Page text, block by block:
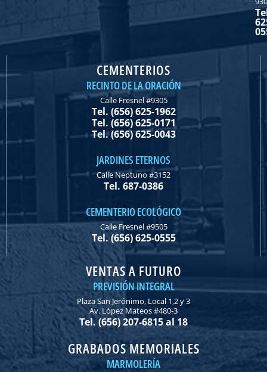
CEMENTERIOS
RECINTO DE LA ORACIÓN
Calle Fresnel #9305
Tel. (656) 625-1962
Tel. (656) 625-0171
Tel. (656) 625-0043
JARDINES ETERNOS
Calle Neptuno #3152
Tel. 687-0386
CEMENTERIO ECOLÓGICO
Calle Fresnel #9505
Tel. (656) 625-0555
VENTAS A FUTURO
PREVISIÓN INTEGRAL
Plaza San Jerónimo, Local 1,2 y 3
Av. López Mateos #480-3
Tel. (656) 207-6815 al 18
GRABADOS MEMORIALES
MARMOLERÍA